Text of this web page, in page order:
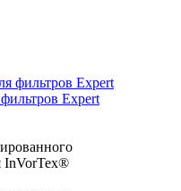
Expert
InVorTex®